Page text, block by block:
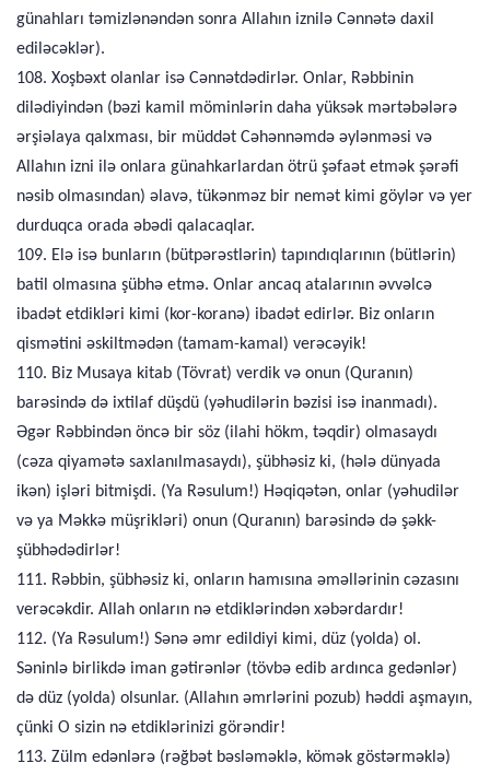
günahları təmizlənəndən sonra Allahın iznilə Cənnətə daxil
ediləcəklər).
108. Xoşbəxt olanlar isə Cənnətdədirlər. Onlar, Rəbbinin
dilədiyindən (bəzi kamil möminlərin daha yüksək mərtəbələrə
ərşiəlaya qalxması, bir müddət Cəhənnəmdə əylənməsi və
Allahın izni ilə onlara günahkarlardan ötrü şəfaət etmək şərəfi
nəsib olmasından) əlavə, tükənməz bir nemət kimi göylər və yer
durduqca orada əbədi qalacaqlar.
109. Elə isə bunların (bütpərəstlərin) tapındıqlarının (bütlərin)
batil olmasına şübhə etmə. Onlar ancaq atalarının əvvəlcə
ibadət etdikləri kimi (kor-koranə) ibadət edirlər. Biz onların
qismətini əskiltmədən (tamam-kamal) verəcəyik!
110. Biz Musaya kitab (Tövrat) verdik və onun (Quranın)
barəsində də ixtilaf düşdü (yəhudilərin bəzisi isə inanmadı).
Əgər Rəbbindən öncə bir söz (ilahi hökm, təqdir) olmasaydı
(cəza qiyamətə saxlanılmasaydı), şübhəsiz ki, (hələ dünyada
ikən) işləri bitmişdi. (Ya Rəsulum!) Həqiqətən, onlar (yəhudilər
və ya Məkkə müşrikləri) onun (Quranın) barəsində də şəkk-
şübhədədirlər!
111. Rəbbin, şübhəsiz ki, onların hamısına əməllərinin cəzasını
verəcəkdir. Allah onların nə etdiklərindən xəbərdardır!
112. (Ya Rəsulum!) Sənə əmr edildiyi kimi, düz (yolda) ol.
Səninlə birlikdə iman gətirənlər (tövbə edib ardınca gedənlər)
də düz (yolda) olsunlar. (Allahın əmrlərini pozub) həddi aşmayın,
çünki O sizin nə etdiklərinizi görəndir!
113. Zülm edənlərə (rəğbət bəsləməklə, kömək göstərməklə)